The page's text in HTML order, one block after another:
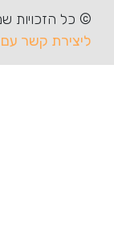
שמורות למוזה
עם מדריכי מוזה